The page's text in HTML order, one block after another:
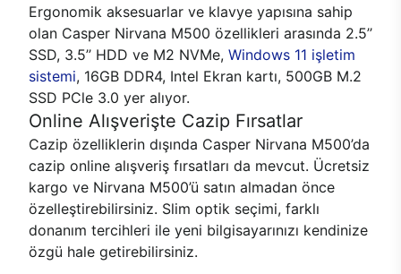
Ergonomik aksesuarlar ve klavye yapısına sahip
olan Casper Nirvana M500 özellikleri arasında 2.5’’
SSD, 3.5’’ HDD ve M2 NVMe, Windows 11 işletim
sistemi, 16GB DDR4, Intel Ekran kartı, 500GB M.2
SSD PCle 3.0 yer alıyor.
Online Alışverişte Cazip Fırsatlar
Cazip özelliklerin dışında Casper Nirvana M500’da
cazip online alışveriş fırsatları da mevcut. Ücretsiz
kargo ve Nirvana M500’ü satın almadan önce
özelleştirebilirsiniz. Slim optik seçimi, farklı
donanım tercihleri ile yeni bilgisayarınızı kendinize
özgü hale getirebilirsiniz.